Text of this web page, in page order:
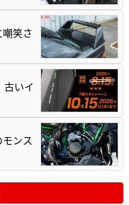
笑さ
古いイ
ンス